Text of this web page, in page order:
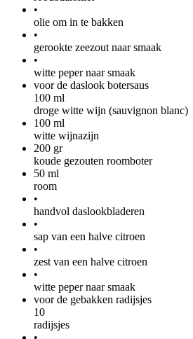
•
olie om in te bakken
•
gerookte zeezout naar smaak
•
witte peper naar smaak
voor de daslook botersaus
100 ml
droge witte wijn (sauvignon blanc)
100 ml
witte wijnazijn
200 gr
koude gezouten roomboter
50 ml
room
•
handvol daslookbladeren
•
sap van een halve citroen
•
zest van een halve citroen
•
witte peper naar smaak
voor de gebakken radijsjes
10
radijsjes